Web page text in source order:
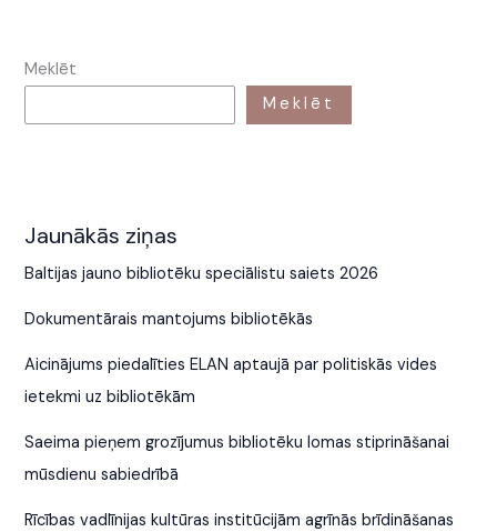
Meklēt
Meklēt
Jaunākās ziņas
Baltijas jauno bibliotēku speciālistu saiets 2026
Dokumentārais mantojums bibliotēkās
Aicinājums piedalīties ELAN aptaujā par politiskās vides
ietekmi uz bibliotēkām
Saeima pieņem grozījumus bibliotēku lomas stiprināšanai
mūsdienu sabiedrībā
Rīcības vadlīnijas kultūras institūcijām agrīnās brīdināšanas